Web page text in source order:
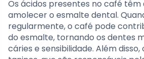
Os ácidos presentes no café
amolecer o esmalte dental.
regularmente, o café pode
do esmalte, tornando os dentes
cáries e sensibilidade. Além